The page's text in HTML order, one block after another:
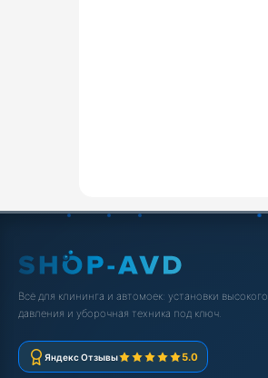
Всё для клининга и автомоек: установки высокого
давления и уборочная техника под ключ.
Яндекс Отзывы 5.0